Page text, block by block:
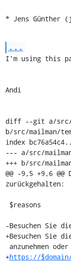
* Jens Günther
...
I'm using this
Andi
diff --git a/src/
b/src/mailman/
index
--- a/src/
+++ b/src/
@@ -9,5 +9,6
zurückgehalten:
-Besuchen Sie
+Besuchen Sie
+https://